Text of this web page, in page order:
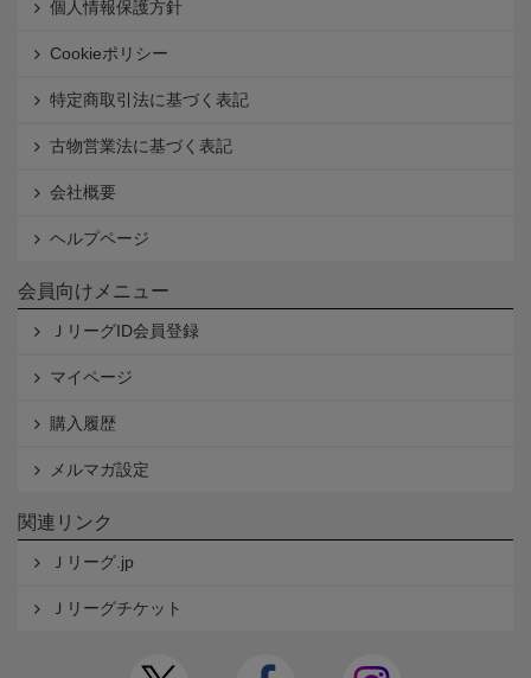
個人情報保護方針
Cookieポリシー
特定商取引法に基づく表記
古物営業法に基づく表記
会社概要
ヘルプページ
会員向けメニュー
ＪリーグID会員登録
マイページ
購入履歴
メルマガ設定
関連リンク
Ｊリーグ.jp
Ｊリーグチケット